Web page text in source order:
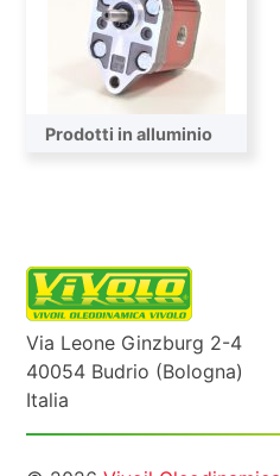
Prodotti in alluminio
Via Leone Ginzburg 2-4
40054 Budrio (Bologna)
Italia